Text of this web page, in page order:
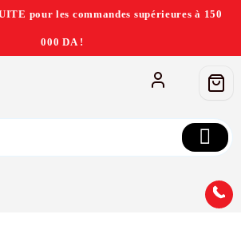
pour les commandes supérieures à 150
000 DA !